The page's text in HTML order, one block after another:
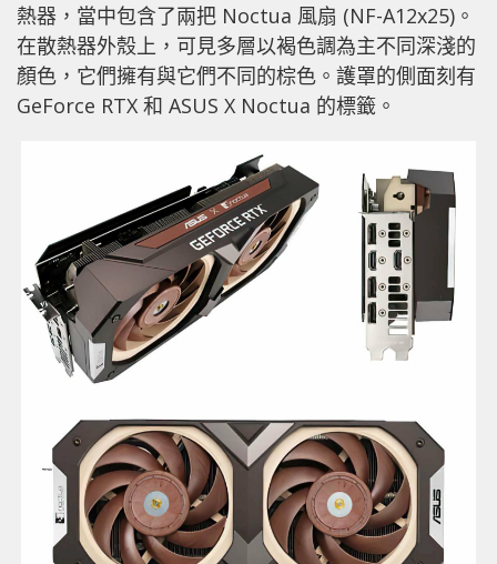
熱器，當中包含了兩把 Noctua 風扇 (NF-A12x25)。
在散熱器外殼上，可見多層以褐色調為主不同深淺的
顏色，它們擁有與它們不同的棕色。護罩的側面刻有
GeForce RTX 和 ASUS X Noctua 的標籤。